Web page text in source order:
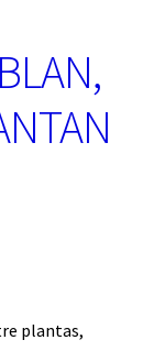
plantas,